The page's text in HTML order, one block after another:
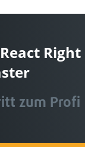
Right
zum Profi